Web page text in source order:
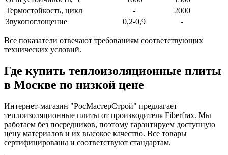
Термостойкость, цикл
-
2000
Звукопоглощение
0,2-0,9 -
Все показатели отвечают требованиям соответствующих
технических условий.
Где купить теплоизоляционные плиты
в Москве по низкой цене
Интернет-магазин "РосМастерСтрой" предлагает
теплоизоляционные плиты от производителя Fiberfrax. Мы
работаем без посредников, поэтому гарантируем доступную
цену материалов и их высокое качество. Все товары
сертифицированы и соответствуют стандартам.